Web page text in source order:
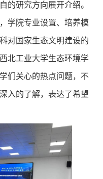
的研究方向展开介绍。
学院专业设置、培养模
对国家生态文明建设的
北工业大学生态环境学
们关心的热点问题，不
入的了解，表达了希望